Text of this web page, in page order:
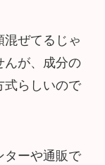
混ぜてるじゃ
んが、成分の
式らしいので
ターや通販で